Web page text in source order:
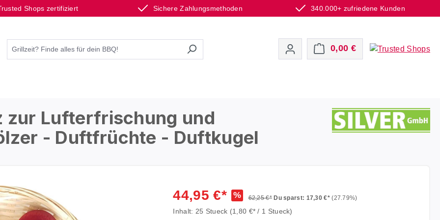
Shops zertifiziert Sichere Zahlungsmethoden 340.000+ zufriedene Kunden
0,00 €Warenkorb enthält 0
zur Lufterfrischung und
- Duftfrüchte - Duftkugel
44,95 €* % 62,25 €* Du sparst: 17,30 €*(27.79%)
Inhalt: 25 Stueck (1,80 €* / 1 Stueck)